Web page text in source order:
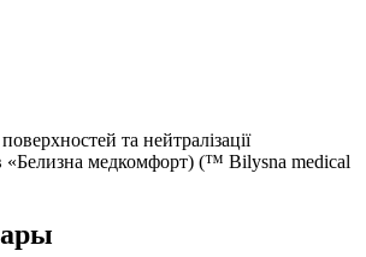
та нейтралізації
«Белизна медкомфорт) (™ Bilysna medical